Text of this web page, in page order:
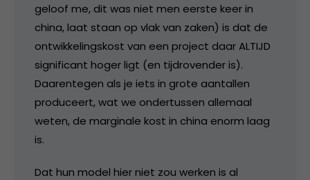
geloof me, dit was niet men eerste keer in
china, laat staan op vlak van zaken) is dat de
ontwikkelingskost van een project daar ALTIJD
significant hoger ligt (en tijdrovender is).
Daarentegen als je iets in grote aantallen
produceert, wat we ondertussen allemaal
weten, de marginale kost in china enorm laag
is.
Dat hun model hier niet zou werken is al